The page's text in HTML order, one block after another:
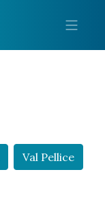
Val Pellice